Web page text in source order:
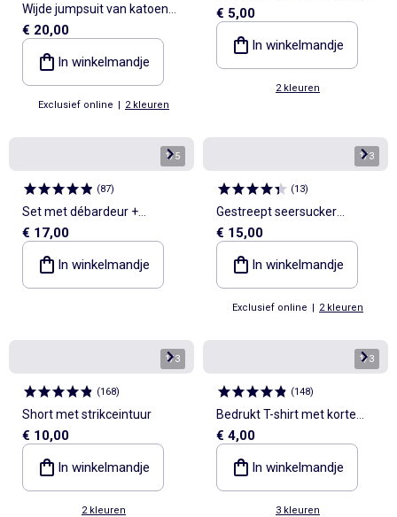
Wijde jumpsuit van katoen
met Engelse broderie en
ruches
€ 20,00
In winkelmandje
Exclusief online | 2 kleuren
sokken
€ 5,00
In winkelmandje
2 kleuren
1/5
(87)
Set met débardeur +
mouwloos gilet
€ 17,00
In winkelmandje
1/3
(13)
Gestreept seersucker
playsuit
€ 15,00
In winkelmandje
Exclusief online | 2 kleuren
1/3
(168)
Short met strikceintuur
€ 10,00
In winkelmandje
2 kleuren
1/3
(148)
Bedrukt T-shirt met korte
mouwen
€ 4,00
In winkelmandje
3 kleuren